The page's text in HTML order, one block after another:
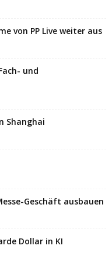
von PP Live weiter aus
und
Shanghai
Geschäft ausbauen
Dollar in KI